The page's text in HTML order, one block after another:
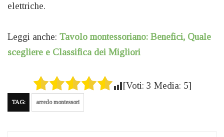
elettriche.
Leggi anche: Tavolo montessoriano: Benefici, Quale
scegliere e Classifica dei Migliori
[Voti: 3 Media: 5]
TAG: arredo montessori